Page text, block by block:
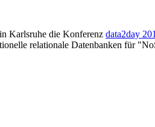
Karlsruhe die Konferenz data2day
relationale Datenbanken für